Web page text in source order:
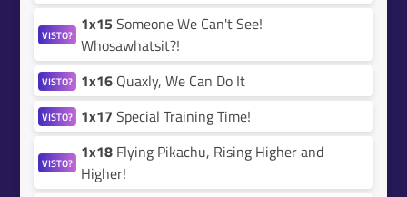
VISTO? 1x15 Someone We Can't See!
Whosawhatsit?!
VISTO? 1x16 Quaxly, We Can Do It
VISTO? 1x17 Special Training Time!
VISTO? 1x18 Flying Pikachu, Rising Higher and
Higher!